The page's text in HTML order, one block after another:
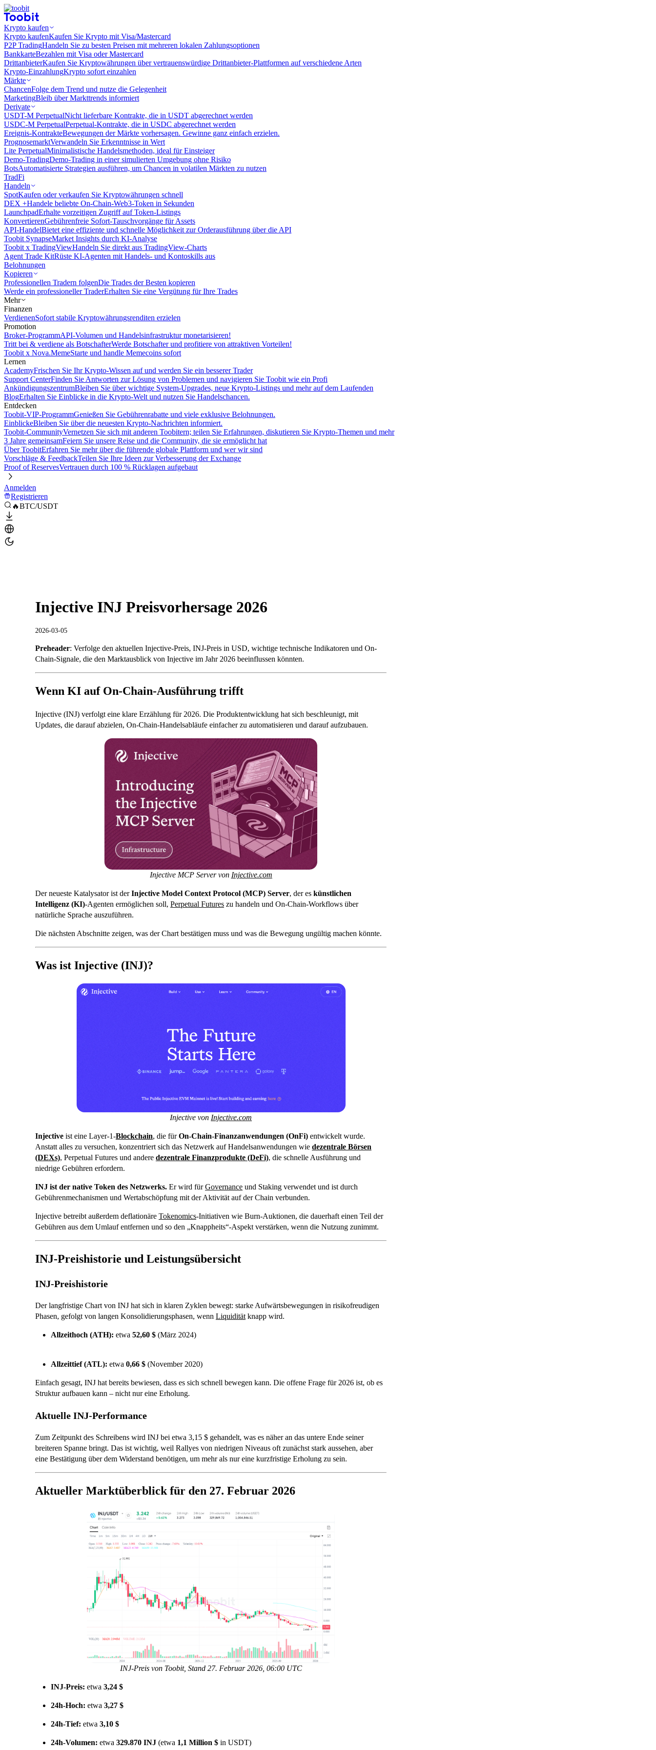
Krypto kaufen
Krypto kaufenKaufen Sie Krypto mit Visa/Mastercard
P2P TradingHandeln Sie zu besten Preisen mit mehreren lokalen Zahlungsoptionen
BankkarteBezahlen mit Visa oder Mastercard
DrittanbieterKaufen Sie Kryptowährungen über vertrauenswürdige Drittanbieter-Plattformen auf verschiedene Arten
Krypto-EinzahlungKrypto sofort einzahlen
Märkte
ChancenFolge dem Trend und nutze die Gelegenheit
MarketingBleib über Markttrends informiert
Derivate
USDT-M PerpetualNicht lieferbare Kontrakte, die in USDT abgerechnet werden
USDC-M PerpetualPerpetual-Kontrakte, die in USDC abgerechnet werden
Ereignis-KontrakteBewegungen der Märkte vorhersagen. Gewinne ganz einfach erzielen.
PrognosemarktVerwandeln Sie Erkenntnisse in Wert
Lite PerpetualMinimalistische Handelsmethoden, ideal für Einsteiger
Demo-TradingDemo-Trading in einer simulierten Umgebung ohne Risiko
BotsAutomatisierte Strategien ausführen, um Chancen in volatilen Märkten zu nutzen
TradFi
Handeln
SpotKaufen oder verkaufen Sie Kryptowährungen schnell
DEX +Handele beliebte On-Chain-Web3-Token in Sekunden
LaunchpadErhalte vorzeitigen Zugriff auf Token-Listings
KonvertierenGebührenfreie Sofort-Tauschvorgänge für Assets
API-HandelBietet eine effiziente und schnelle Möglichkeit zur Orderausführung über die API
Toobit SynapseMarket Insights durch KI-Analyse
Toobit x TradingViewHandeln Sie direkt aus TradingView-Charts
Agent Trade KitRüste KI-Agenten mit Handels- und Kontoskills aus
Belohnungen
Kopieren
Professionellen Tradern folgenDie Trades der Besten kopieren
Werde ein professioneller TraderErhalten Sie eine Vergütung für Ihre Trades
Mehr
Finanzen
VerdienenSofort stabile Kryptowährungsrenditen erzielen
Promotion
Broker-ProgrammAPI-Volumen und Handelsinfrastruktur monetarisieren!
Tritt bei & verdiene als BotschafterWerde Botschafter und profitiere von attraktiven Vorteilen!
Toobit x Nova.MemeStarte und handle Memecoins sofort
Lernen
AcademyFrischen Sie Ihr Krypto-Wissen auf und werden Sie ein besserer Trader
Support CenterFinden Sie Antworten zur Lösung von Problemen und navigieren Sie Toobit wie ein Profi
AnkündigungszentrumBleiben Sie über wichtige System-Upgrades, neue Krypto-Listings und mehr auf dem Laufenden
BlogErhalten Sie Einblicke in die Krypto-Welt und nutzen Sie Handelschancen.
Entdecken
Toobit-VIP-ProgrammGenießen Sie Gebührenrabatte und viele exklusive Belohnungen.
EinblickeBleiben Sie über die neuesten Krypto-Nachrichten informiert.
Toobit-CommunityVernetzen Sie sich mit anderen Toobitern; teilen Sie Erfahrungen, diskutieren Sie Krypto-Themen und mehr
3 Jahre gemeinsamFeiern Sie unsere Reise und die Community, die sie ermöglicht hat
Über ToobitErfahren Sie mehr über die führende globale Plattform und wer wir sind
Vorschläge & FeedbackTeilen Sie Ihre Ideen zur Verbesserung der Exchange
Proof of ReservesVertrauen durch 100 % Rücklagen aufgebaut
Anmelden
Registrieren
🔥BTC/USDT
Injective INJ Preisvorhersage 2026
2026-03-05
Preheader: Verfolge den aktuellen Injective-Preis, INJ-Preis in USD, wichtige technische Indikatoren und On-
Chain-Signale, die den Marktausblick von Injective im Jahr 2026 beeinflussen könnten.
Wenn KI auf On-Chain-Ausführung trifft
Injective (INJ) verfolgt eine klare Erzählung für 2026. Die Produktentwicklung hat sich beschleunigt, mit
Updates, die darauf abzielen, On-Chain-Handelsabläufe einfacher zu automatisieren und darauf aufzubauen.
Injective MCP Server von Injective.com
Der neueste Katalysator ist derInjective Model Context Protocol (MCP) Server, der es künstlichen
Intelligenz (KI)-Agenten ermöglichen soll, Perpetual Futures zu handeln und On-Chain-Workflows über
natürliche Sprache auszuführen.
Die nächsten Abschnitte zeigen, was der Chart bestätigen muss und was die Bewegung ungültig machen könnte.
Was ist Injective (INJ)?
Injective von Injective.com
Injective ist eine Layer-1-Blockchain, die fürOn-Chain-Finanzanwendungen (OnFi) entwickelt wurde.
Anstatt alles zu versuchen, konzentriert sich das Netzwerk auf Handelsanwendungen wie dezentrale Börsen
(DEXs), Perpetual Futures und andere dezentrale Finanzprodukte (DeFi), die schnelle Ausführung und
niedrige Gebühren erfordern.
INJ ist der native Token des Netzwerks. Er wird fürGovernance und Staking verwendet und ist durch
Gebührenmechanismen und Wertabschöpfung mit der Aktivität auf der Chain verbunden.
Injective betreibt außerdem deflationäre Tokenomics-Initiativen wie Burn-Auktionen, die dauerhaft einen Teil der
Gebühren aus dem Umlauf entfernen und so den „Knappheits“-Aspekt verstärken, wenn die Nutzung zunimmt.
INJ-Preishistorie und Leistungsübersicht
INJ-Preishistorie
Der langfristige Chart von INJ hat sich in klaren Zyklen bewegt: starke Aufwärtsbewegungen in risikofreudigen
Phasen, gefolgt von langen Konsolidierungsphasen, wenn Liquidität knapp wird.
Allzeithoch (ATH): etwa 52,60 $ (März 2024)
Allzeittief (ATL): etwa 0,66 $ (November 2020)
Einfach gesagt, INJ hat bereits bewiesen, dass es sich schnell bewegen kann. Die offene Frage für 2026 ist, ob es
Struktur aufbauen kann – nicht nur eine Erholung.
Aktuelle INJ-Performance
Zum Zeitpunkt des Schreibens wird INJ bei etwa 3,15 $ gehandelt, was es näher an das untere Ende seiner
breiteren Spanne bringt. Das ist wichtig, weil Rallyes von niedrigen Niveaus oft zunächst stark aussehen, aber
eine Bestätigung über dem Widerstand benötigen, um mehr als nur eine kurzfristige Erholung zu sein.
Aktueller Marktüberblick für den 27. Februar 2026
INJ-Preis von Toobit, Stand 27. Februar 2026, 06:00 UTC
INJ-Preis: etwa 3,24 $
24h-Hoch: etwa 3,27 $
24h-Tief: etwa 3,10 $
24h-Volumen: etwa 329.870 INJ (etwa 1,1 Million $ in USDT)